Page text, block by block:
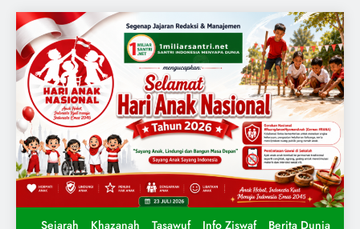
Sejarah Khazanah Tasawuf Info Ziswaf
Berita Dunia